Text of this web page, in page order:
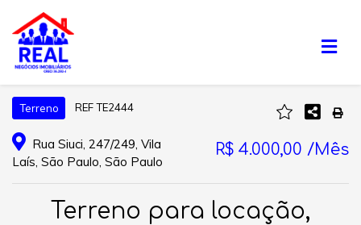
Terreno REF TE2444
Rua Siuci, 247/249, Vila
Laís, São Paulo, São Paulo
R$ 4.000,00 /Mês
Terreno para locação,